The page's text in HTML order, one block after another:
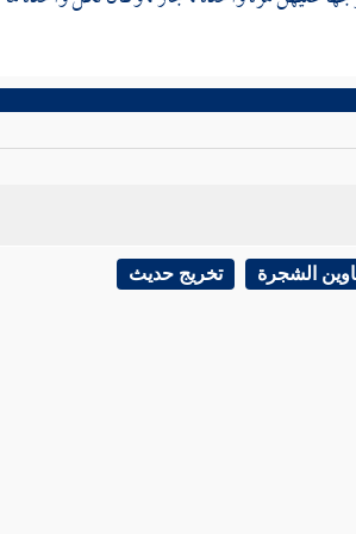
الشجرة تخريج حديث